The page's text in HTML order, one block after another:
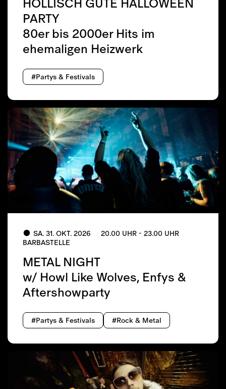
PARTY
80er bis 2000er Hits im
ehemaligen Heizwerk
#Partys & Festivals
SA. 31. OKT. 2026
20.00 UHR - 23.00 UHR
BARBASTELLE
METAL NIGHT
w/ Howl Like Wolves, Enfys &
Aftershowparty
#Partys & Festivals #Rock & Metal